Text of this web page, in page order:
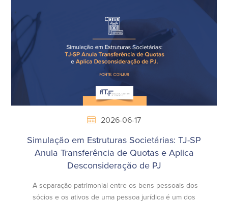
2026-06-17
Simulação em Estruturas Societárias: TJ-SP
Anula Transferência de Quotas e Aplica
Desconsideração de PJ
A separação patrimonial entre os bens pessoais dos
sócios e os ativos de uma pessoa jurídica é um dos